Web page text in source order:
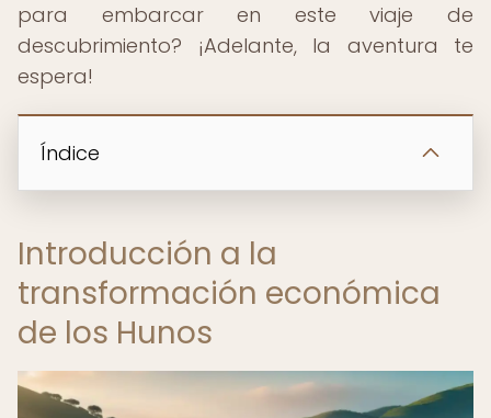
para embarcar en este viaje de
descubrimiento? ¡Adelante, la aventura te
espera!
Índice
Introducción a la
transformación económica
de los Hunos